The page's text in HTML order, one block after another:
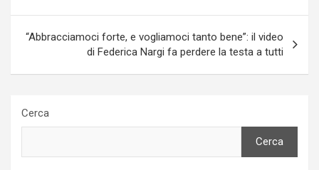
“Abbracciamoci forte, e vogliamoci tanto bene”: il video
di Federica Nargi fa perdere la testa a tutti
Cerca
Cerca